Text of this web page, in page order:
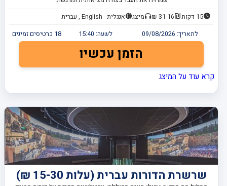
15 דקות 31-16 ₪ מיצג
אנגלית - English , עברית
לתאריך: 09/08/2026 לשעה: 15:40
18 כרטיסים זמינים
הזמן עכשיו
קרא עוד על המיצג
שרשרת הדורות עברית (עלות 15-30 ₪)